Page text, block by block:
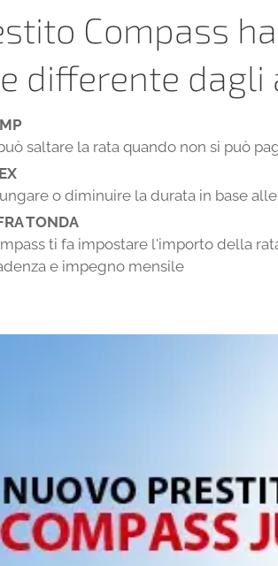
Compass
differente
saltare la rata quando non si può
o diminuire la durata in base
TONDA
ti fa impostare l'importo della
e impegno mensile